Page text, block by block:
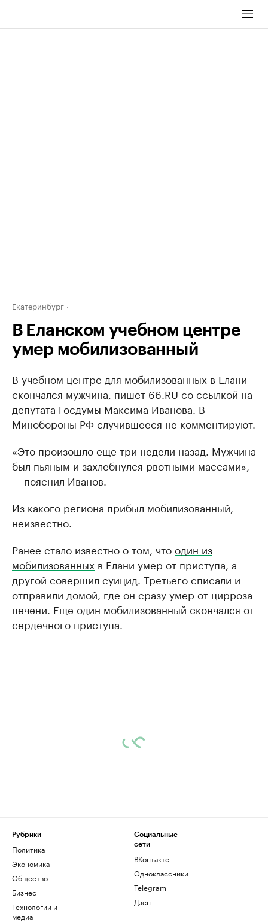
Екатеринбург
В Еланском учебном центре
умер мобилизованный
В учебном центре для мобилизованных в Елани
скончался мужчина, пишет 66.RU со ссылкой на
депутата Госдумы Максима Иванова. В
Минобороны РФ случившееся не комментируют.
«Это произошло еще три недели назад. Мужчина
был пьяным и захлебнулся рвотными массами»,
— пояснил Иванов.
Из какого региона прибыл мобилизованный,
неизвестно.
Ранее стало известно о том, чтоодин из
мобилизованных в Елани умер от приступа, а
другой совершил суицид. Третьего списали и
отправили домой, где он сразу умер от цирроза
печени. Еще один мобилизованный скончался от
сердечного приступа.
Рубрики
Политика
Экономика
Общество
Бизнес
Технологии и
медиа
Социальные
сети
ВКонтакте
Одноклассники
Telegram
Дзен